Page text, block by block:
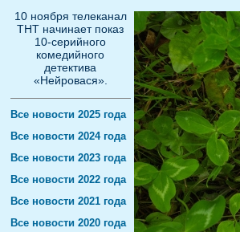
10 ноября телеканал
ТНТ начинает показ
10-серийного
комедийного
детектива
«Нейровася».
Все новости 2025 года
Все новости 2024 года
Все новости 2023 года
Все новости 2022 года
Все новости 2021 года
Все новости 2020 года